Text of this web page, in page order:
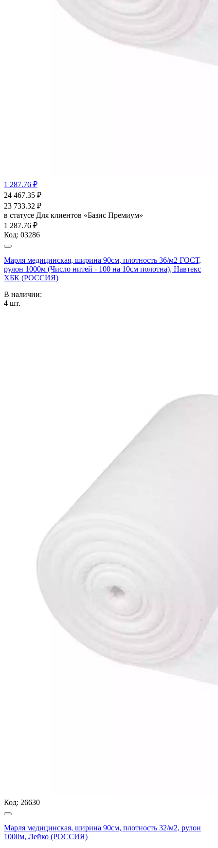
1 287.76 ₽
24 467.35 ₽
23 733.32 ₽
в статусе Для клиентов «Базис Премиум»
1 287.76 ₽
Код: 03286
Марля медицинская, ширина 90см, плотность 36/м2 ГОСТ,
рулон 1000м (Число нитей - 100 на 10см полотна), Навтекс
ХБК (РОССИЯ)
В наличии:
4 шт.
Код: 26630
Марля медицинская, ширина 90см, плотность 32/м2, рулон
1000м, Лейко (РОССИЯ)